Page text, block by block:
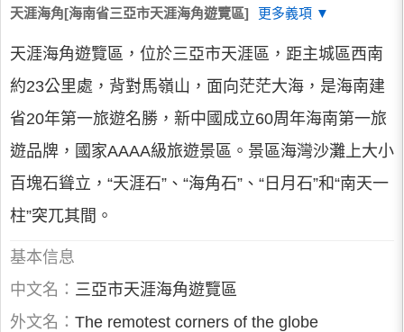
天涯海角[海南省三亞市天涯海角遊覽區] 更多義項 ▼
天涯海角遊覽區，位於三亞市天涯區，距主城區西南
約23公里處，背對馬嶺山，面向茫茫大海，是海南建
省20年第一旅遊名勝，新中國成立60周年海南第一旅
遊品牌，國家AAAA級旅遊景區。景區海灣沙灘上大小
百塊石聳立，“天涯石”、“海角石”、“日月石”和“南天一
柱”突兀其間。
基本信息
中文名： 三亞市天涯海角遊覽區
外文名： The remotest corners of the globe